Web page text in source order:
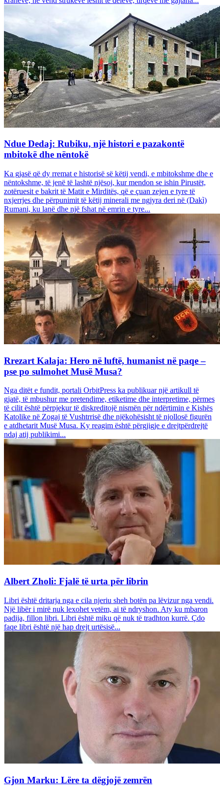
Ndue Dedaj: Rubiku, një histori e pazakontë
mbitokë dhe nëntokë
Ka gjasë që dy rremat e historisë së këtij vendi, e mbitokshme dhe e
nëntokshme, të jenë të lashtë njësoj, kur mendon se ishin Pirustët,
zotëruesit e bakrit të Matit e Mirditës, që e çuan zejen e tyre të
nxjerrjes dhe përpunimit të këtij minerali me ngjyra deri në (Dakì)
Rumani, ku lanë dhe një fshat në emrin e tyre...
Rrezart Kalaja: Hero në luftë, humanist në paqe –
pse po sulmohet Musë Musa?
Nga ditët e fundit, portali OrbitPress ka publikuar një artikull të
gjatë, të mbushur me pretendime, etiketime dhe interpretime, përmes
të cilit është përpjekur të diskreditojë nismën për ndërtimin e Kishës
Katolike në Zogaj të Vushtrrisë dhe njëkohësisht të njollosë figurën
e atdhetarit Musë Musa. Ky reagim është përgjigje e drejtpërdrejtë
ndaj atij publikimi...
Albert Zholi: Fjalë të urta për librin
Libri është dritarja nga e cila njeriu sheh botën pa lëvizur nga vendi.
Një libër i mirë nuk lexohet vetëm, ai të ndryshon. Aty ku mbaron
padija, fillon libri. Libri është miku që nuk të tradhton kurrë. Çdo
faqe libri është një hap drejt urtësisë...
Gjon Marku: Lëre ta dëgjojë zemrën